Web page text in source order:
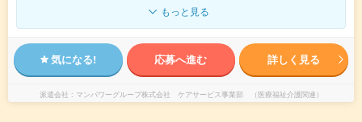
もっと見る
気になる! 応募へ進む 詳しく見る
派遣会社 マンパワーグループ株式会社 ケアサービス事業部 （医療福祉介護関連）